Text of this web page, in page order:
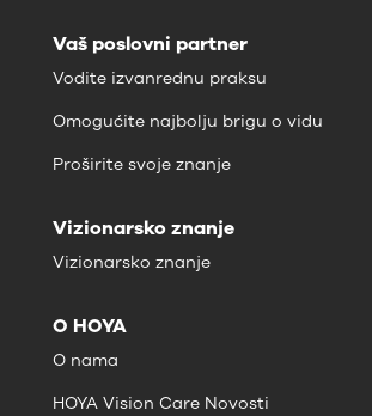
Vaš poslovni partner
Vodite izvanrednu praksu
Omogućite najbolju brigu o vidu
Proširite svoje znanje
Vizionarsko znanje
Vizionarsko znanje
O HOYA
O nama
HOYA Vision Care Novosti